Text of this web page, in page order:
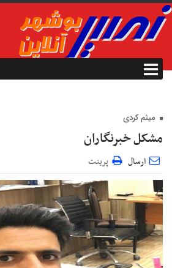
میثم کردی
مشکل خبرنگاران
ارسال پرینت